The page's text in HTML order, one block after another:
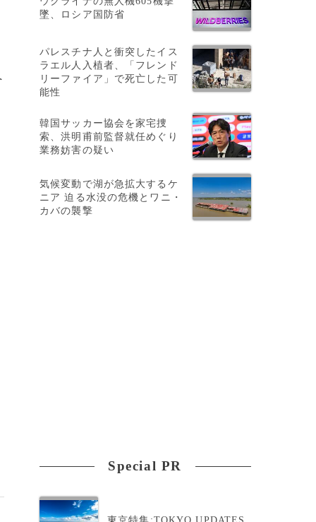
墜、ロシア国防省
パレスチナ人と衝突したイス
ラエル人入植者、「フレンド
リーファイア」で死亡した可
能性
韓国サッカー協会を家宅捜
索、洪明甫前監督就任めぐり
業務妨害の疑い
気候変動で湖が急拡大するケ
ニア 迫る水没の危機とワニ・
カバの襲撃
Special PR
東京特集:TOKYO UPDATES